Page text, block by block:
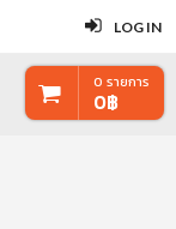
ปิดLOG IN
0 รายการ
0฿